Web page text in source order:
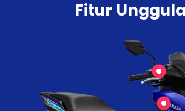
Fitur